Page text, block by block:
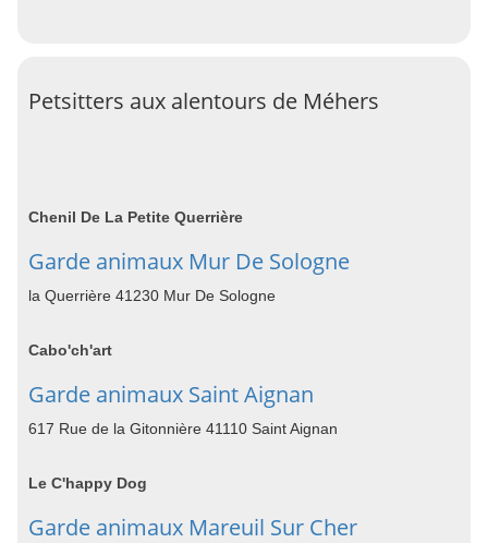
Petsitters aux alentours de Méhers
Chenil De La Petite Querrière
Garde animaux Mur De Sologne
la Querrière 41230 Mur De Sologne
Cabo'ch'art
Garde animaux Saint Aignan
617 Rue de la Gitonnière 41110 Saint Aignan
Le C'happy Dog
Garde animaux Mareuil Sur Cher